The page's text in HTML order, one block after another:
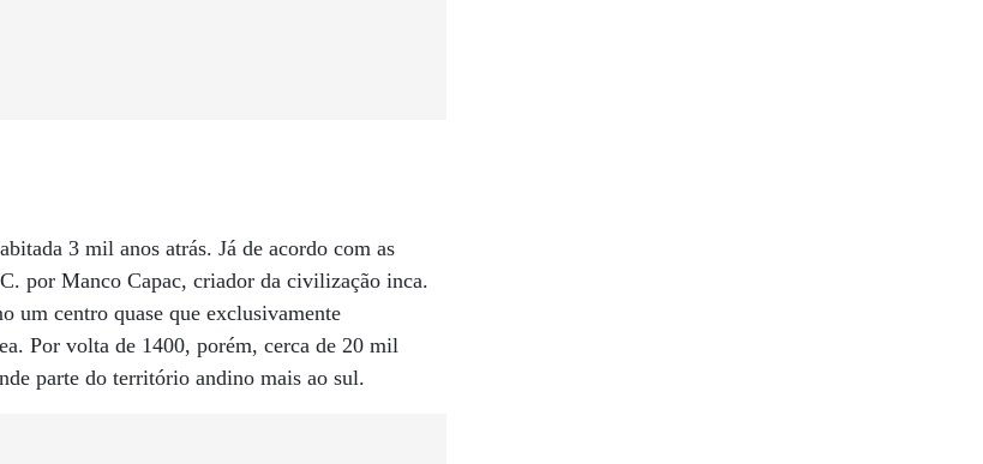
3 mil anos atrás. Já de acordo com as
por Manco Capac, criador da civilização inca.
um centro quase que exclusivamente
Por volta de 1400, porém, cerca de 20 mil
parte do território andino mais ao sul.